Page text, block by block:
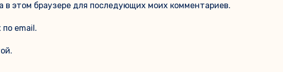
в этом браузере для последующих моих комментариев.
email.